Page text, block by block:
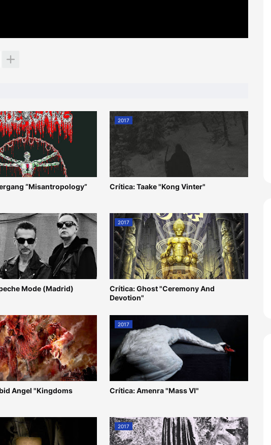
“Misantropology”
2017
Crítica: Taake "Kong Vinter"
Mode (Madrid)
2017
Crítica: Ghost "Ceremony And
Devotion"
Angel "Kingdoms
2017
Crítica: Amenra "Mass VI"
2017